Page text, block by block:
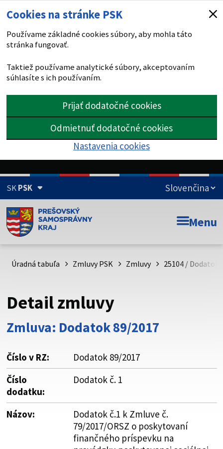
Cookies na stránke PSK
Používame základné cookies súbory, aby mohla táto
stránka fungovať.
Taktiež používame analytické súbory, akceptovaním
súhlasíte s ich používaním.
Prijať dodatočné cookies
Odmietnuť dodatočné cookies
Nastavenia cookies
SKPSK
Doména psk.sk je oficiálna
Toto je oficiálna webová stránka Prešovského
psk.sk.
Buďte pozorní a vždy sa uistite, že zdieľate informácie iba
cez zabezpečenú webovú stránku. Zabezpečená stránka
vždy začína https:// pred názvom domény webového sídla.
Menu
Úradná tabuľa Zmluvy PSK Zmluvy 25104 / Dodatok
Detail zmluvy
Zmluva: Dodatok 89/2017
Číslo v RZ:
Dodatok 89/2017
Číslo
dodatku:
Dodatok č. 1
Názov:
Dodatok č.1 k Zmluve č.
79/2017/ORSZ o poskytovaní
finančného príspevku na